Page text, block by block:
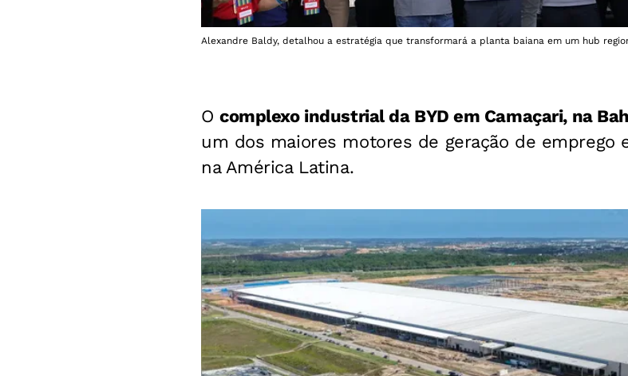
Alexandre Baldy, detalhou a estratégia que transformará a planta baiana em um hub
Ocomplexo industrial da BYD em Camaçari, na
um dos maiores motores de geração de emprego
na América Latina.